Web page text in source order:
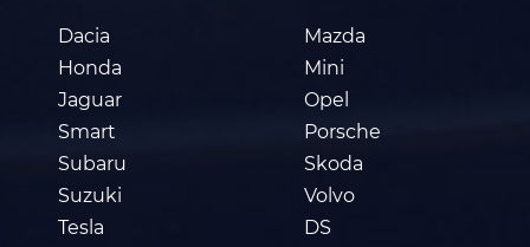
Dacia
Honda
Jaguar
Smart
Subaru
Suzuki
Tesla
Mazda
Mini
Opel
Porsche
Skoda
Volvo
DS